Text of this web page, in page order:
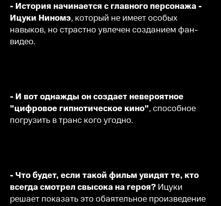
- История начинается с главного персонажа -
Ицуки Ниномэ, который не имеет особых
навыков, но страстно увлечен созданием фан-
видео.
- И вот однажды он создает невероятное
"цифровое гипнотическое кино", способное
погрузить в транс кого угодно.
- Что будет, если такой фильм увидятте, кто
всегда смотрел свысока на героя? Ицуки
решает показать это обаятельное произведение